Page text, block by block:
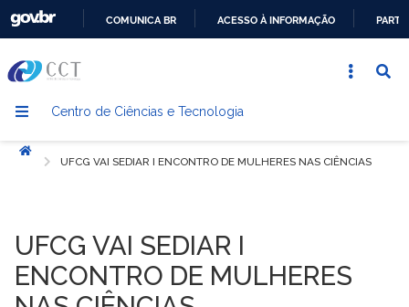
CONTEÚDO
COMUNICA BR ACESSO À INFORMAÇÃO
Centro de Ciências e Tecnologia
Início
UFCG VAI SEDIAR I ENCONTRO DE MULHERES NAS CIÊNCIAS
UFCG VAI SEDIAR I
ENCONTRO DE MULHERES